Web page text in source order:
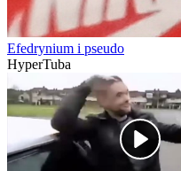
Efedrynium i pseudo
HyperTuba